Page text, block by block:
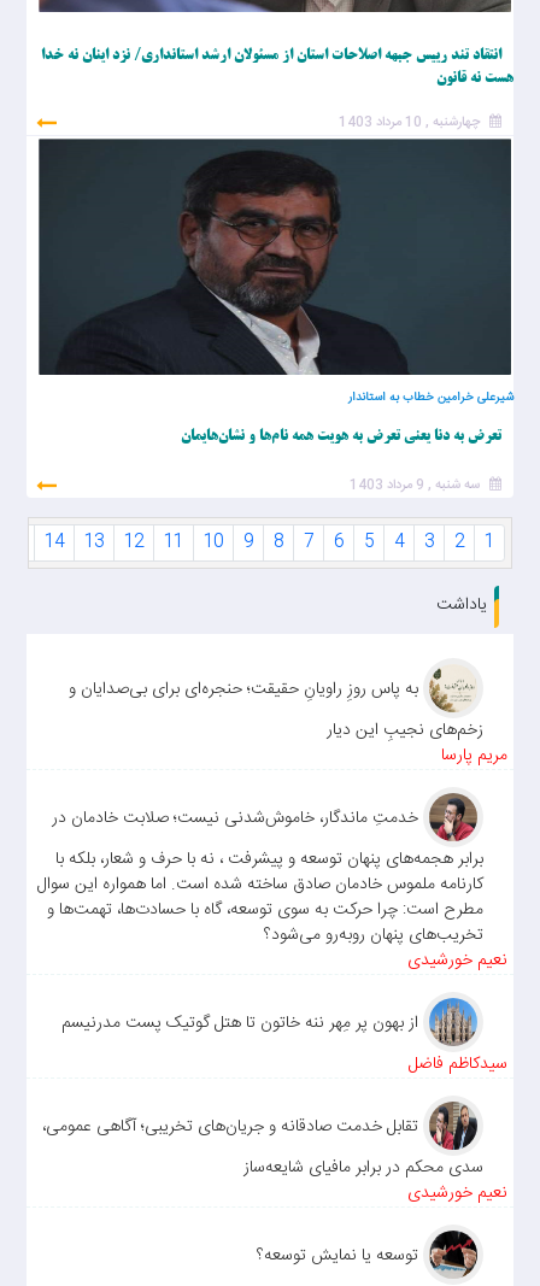
یاداشت
به پاس روزِ راویانِ حقیقت؛ حنجره‌ای برای بی‌صدایان و
زخم‌های نجیبِ این دیار
مریم پارسا
خدمتِ ماندگار، خاموش‌شدنی نیست؛ صلابت خادمان در
برابر هجمه‌های پنهان توسعه و پیشرفت ، نه با حرف و شعار، بلکه با
کارنامه ملموس خادمان صادق ساخته شده است. اما همواره این سوال
مطرح است: چرا حرکت به سوی توسعه، گاه با حسادت‌ها، تهمت‌ها و
تخریب‌های پنهان روبه‌رو می‌شود؟
نعیم خورشیدی
از بهون پر مِهر ننه خاتون تا هتل گوتیک پست مدرنیسم
سیدکاظم فاضل
تقابل خدمت صادقانه و جریان‌های تخریبی؛ آگاهی عمومی،
سدی محکم در برابر مافیای شایعه‌ساز
نعیم خورشیدی
توسعه یا نمایش توسعه؟
انتقاد تند رییس جبهه اصلاحات استان از مسئولان ارشد استانداری/ نزد اینان نه خدا
هست نه قانون
چهارشنبه , 10 مرداد 1403
شیرعلی خرامین خطاب به استاندار
تعرض به دنا یعنی تعرض به هویت همه نام‌ها و نشان‌هایمان
سه شنبه , 9 مرداد 1403
1
2
3
4
5
6
7
8
9
10
11
12
13
14